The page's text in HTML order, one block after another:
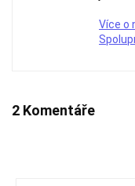
Více o
2 Komentáře